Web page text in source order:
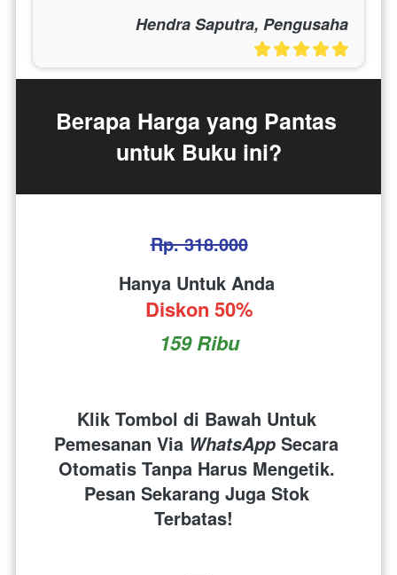
Hendra Saputra, Pengusaha
Berapa Harga yang Pantas
untuk Buku ini?
Rp. 318.000
Hanya Untuk Anda
Diskon 50%
159 Ribu
Klik Tombol di Bawah Untuk
Pemesanan Via WhatsApp Secara
Otomatis Tanpa Harus Mengetik.
Pesan Sekarang Juga Stok
Terbatas!